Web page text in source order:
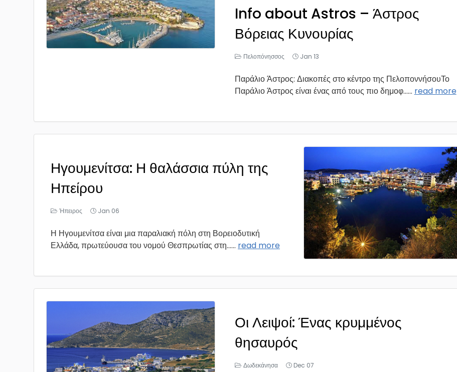
Info about Astros – Άστρος
Βόρειας Κυνουρίας
Πελοπόνησσος Jan 13
Παράλιο Άστρος: Διακοπές στο κέντρο της ΠελοποννήσουΤο
Παράλιο Άστρος είναι ένας από τους πιο δημοφ...... read more
Ηγουμενίτσα: Η θαλάσσια πύλη της
Ηπείρου
Ήπειρος Jan 06
Η Ηγουμενίτσα είναι μια παραλιακή πόλη στη Βορειοδυτική
Ελλάδα, πρωτεύουσα του νομού Θεσπρωτίας στη...... read more
Οι Λειψοί: Ένας κρυμμένος
θησαυρός
Δωδεκάνησα Dec 07